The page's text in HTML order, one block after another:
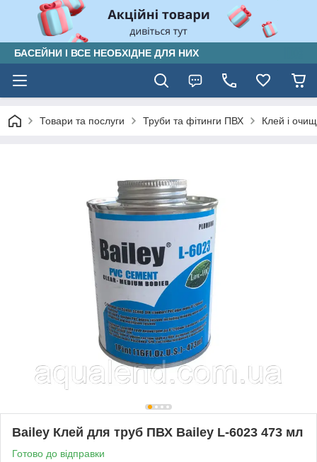
БАСЕЙНИ І ВСЕ НЕОБХІДНЕ ДЛЯ НИХ
Товари та послуги Труби та фітинги ПВХ Клей і
Bailey Клей для труб ПВХ Bailey L-6023 473 мл
Готово до відправки